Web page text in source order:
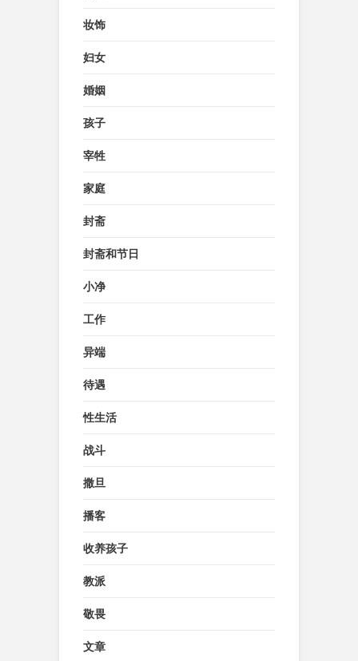
妆饰
妇女
婚姻
孩子
宰牲
家庭
封斋
封斋和节日
小净
工作
异端
待遇
性生活
战斗
撒旦
播客
收养孩子
教派
敬畏
文章